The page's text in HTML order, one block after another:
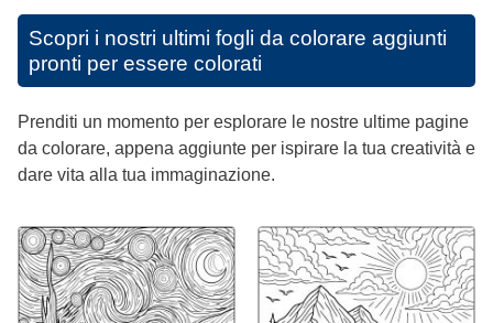
Scopri i nostri ultimi fogli da colorare aggiunti
pronti per essere colorati
Prenditi un momento per esplorare le nostre ultime pagine
da colorare, appena aggiunte per ispirare la tua creatività e
dare vita alla tua immaginazione.